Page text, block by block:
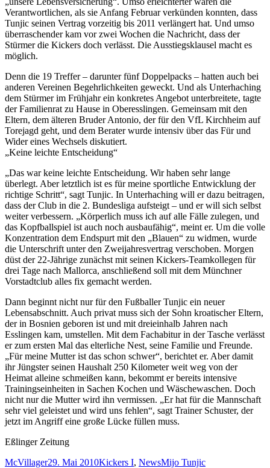
Verantwortlichen, als sie Anfang Februar verkünden konnten, dass
Tunjic seinen Vertrag vorzeitig bis 2011 verlängert hat. Und umso
überraschender kam vor zwei Wochen die Nachricht, dass der
Stürmer die Kickers doch verlässt. Die Ausstiegsklausel macht es
möglich.
Denn die 19 Treffer – darunter fünf Doppelpacks – hatten auch bei
anderen Vereinen Begehrlichkeiten geweckt. Und als Unterhaching
dem Stürmer im Frühjahr ein konkretes Angebot unterbreitete, tagte
der Familienrat zu Hause in Oberesslingen. Gemeinsam mit den
Eltern, dem älteren Bruder Antonio, der für den VfL Kirchheim auf
Torejagd geht, und dem Berater wurde intensiv über das Für und
Wider eines Wechsels diskutiert.
„Keine leichte Entscheidung“
„Das war keine leichte Entscheidung. Wir haben sehr lange
überlegt. Aber letztlich ist es für meine sportliche Entwicklung der
richtige Schritt“, sagt Tunjic. In Unterhaching will er dazu beitragen,
dass der Club in die 2. Bundesliga aufsteigt – und er will sich selbst
weiter verbessern. „Körperlich muss ich auf alle Fälle zulegen, und
das Kopfballspiel ist auch noch ausbaufähig“, meint er. Um die volle
Konzentration dem Endspurt mit den „Blauen“ zu widmen, wurde
die Unterschrift unter den Zweijahresvertrag verschoben. Morgen
düst der 22-Jährige zunächst mit seinen Kickers-Teamkollegen für
drei Tage nach Mallorca, anschließend soll mit dem Münchner
Vorstadtclub alles fix gemacht werden.
Dann beginnt nicht nur für den Fußballer Tunjic ein neuer
Lebensabschnitt. Auch privat muss sich der Sohn kroatischer Eltern,
der in Bosnien geboren ist und mit dreieinhalb Jahren nach
Esslingen kam, umstellen. Mit dem Fachabitur in der Tasche verlässt
er zum ersten Mal das elterliche Nest, seine Familie und Freunde.
„Für meine Mutter ist das schon schwer“, berichtet er. Aber damit
ihr Jüngster seinen Haushalt 250 Kilometer weit weg von der
Heimat alleine schmeißen kann, bekommt er bereits intensive
Trainingseinheiten in Sachen Kochen und Wäschewaschen. Doch
nicht nur die Mutter wird ihn vermissen. „Er hat für die Mannschaft
sehr viel geleistet und wird uns fehlen“, sagt Trainer Schuster, der
jetzt im Angriff eine große Lücke füllen muss.
Eßlinger Zeitung
Autor
McVillagerVeröffentlicht
29. Mai 2010Kategorien
Kickers I, NewsSchlagwörter
Mijo Tunjic